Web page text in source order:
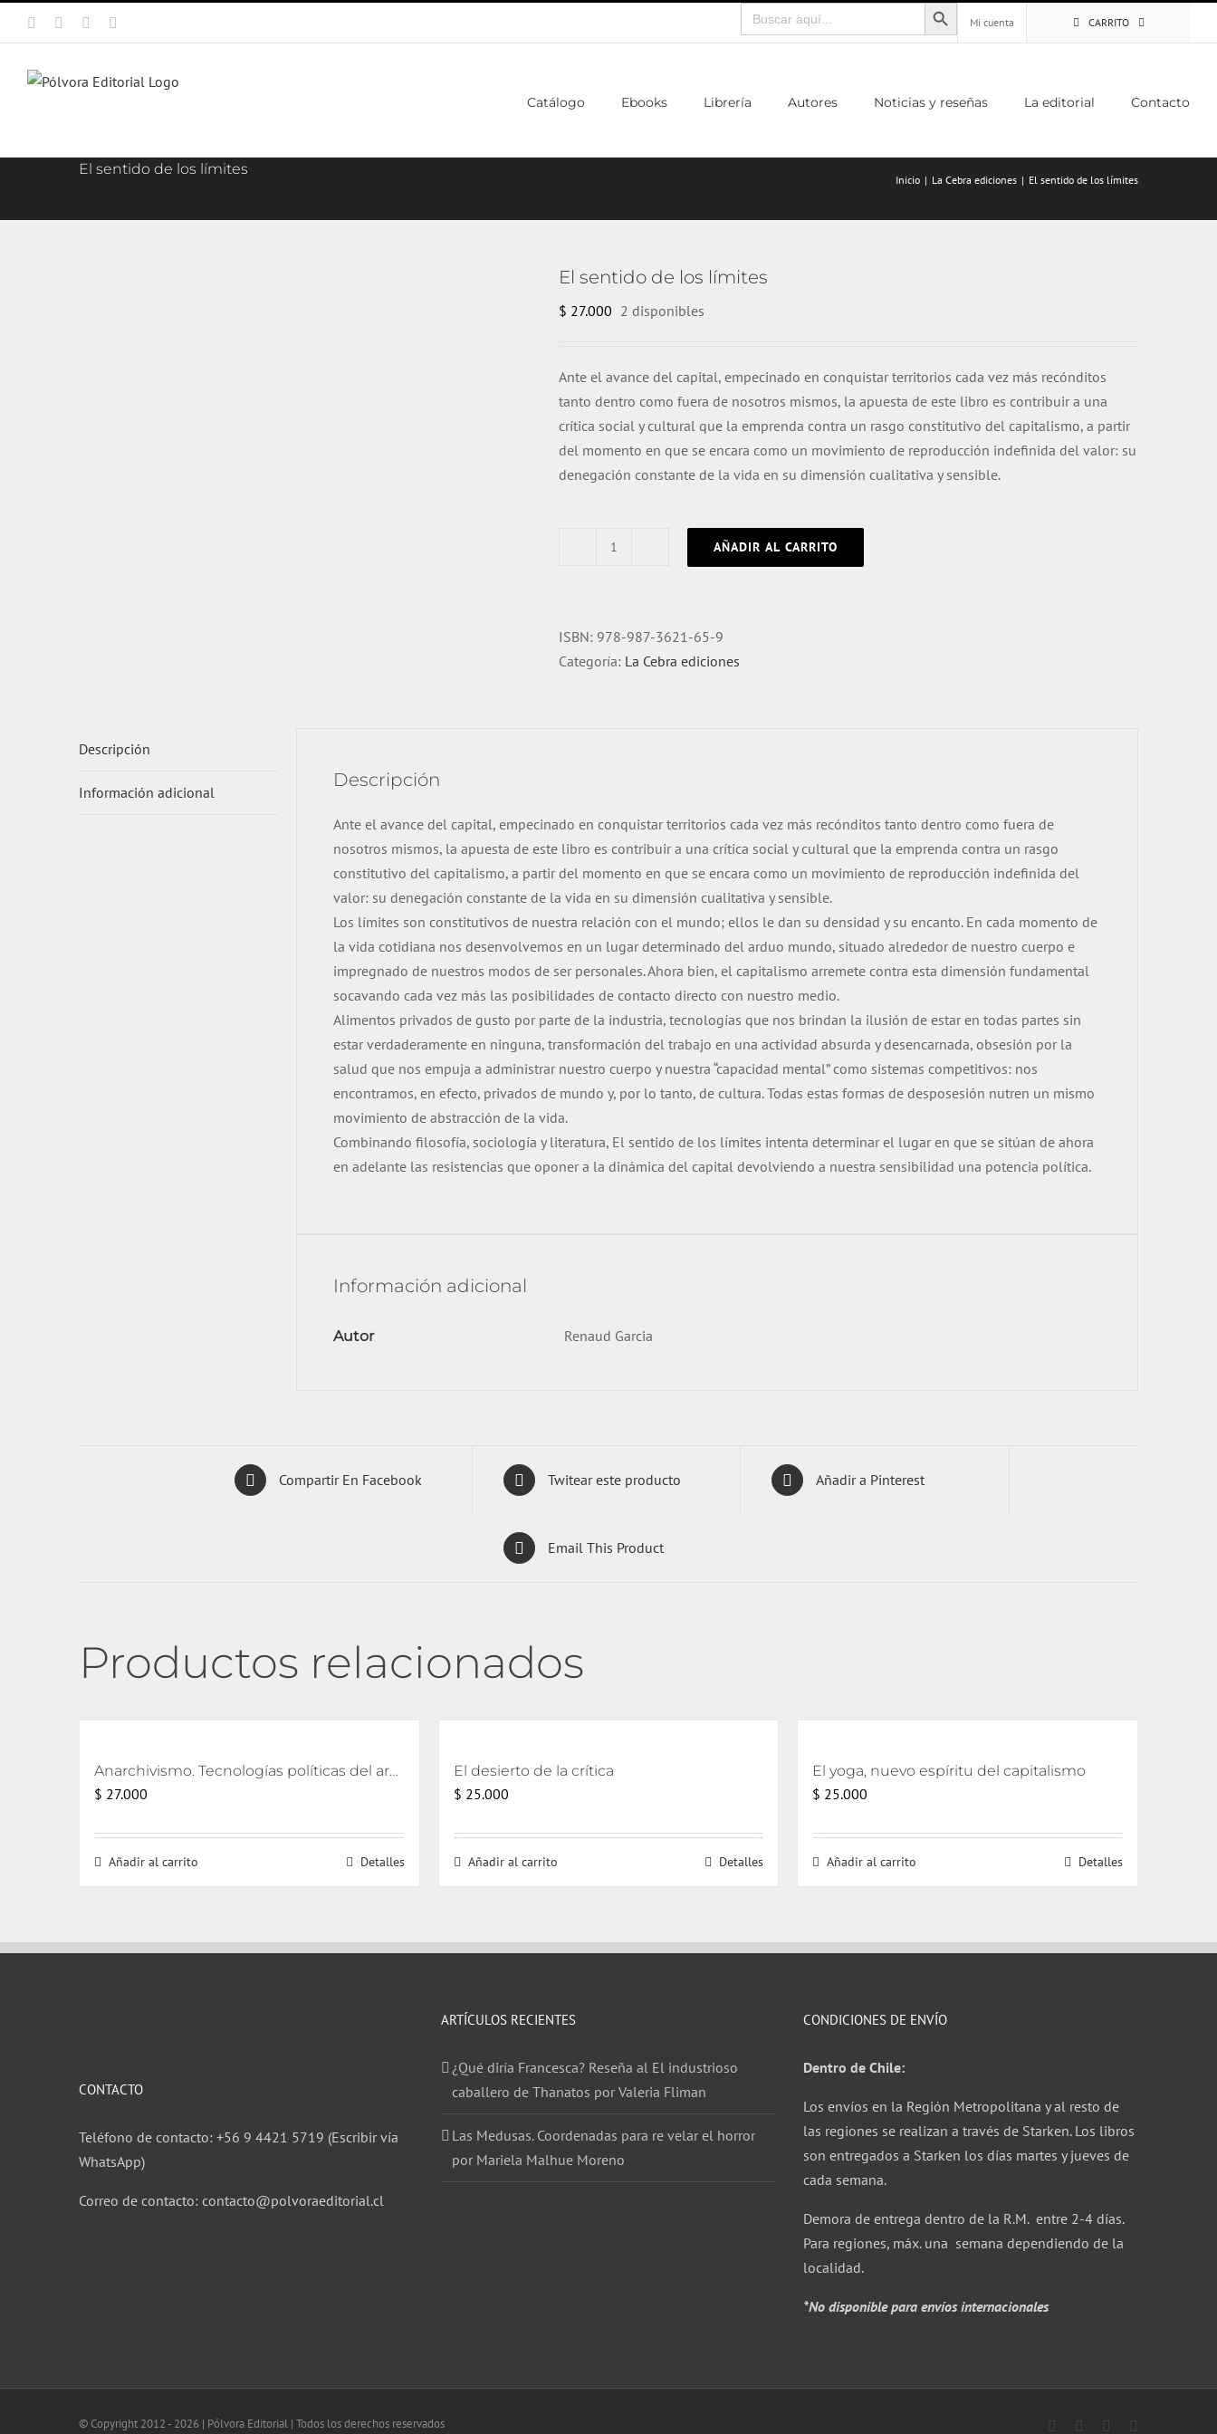
Facebook Instagram
Buscar:
Mi cuenta
CARRITO
Catálogo Ebooks Librería Autores Noticias y reseñas La editorial Contacto
El sentido de los límites
Inicio La Cebra ediciones El sentido de los límites
El sentido de los límites
$ 27.000 2 disponibles
Ante el avance del capital, empecinado en conquistar territorios cada vez más recónditos
tanto dentro como fuera de nosotros mismos, la apuesta de este libro es contribuir a una
crítica social y cultural que la emprenda contra un rasgo constitutivo del capitalismo, a partir
del momento en que se encara como un movimiento de reproducción indefinida del valor: su
denegación constante de la vida en su dimensión cualitativa y sensible.
El
los
límites
AÑADIR AL CARRITO
ISBN: 978-987-3621-65-9
Categoría: La Cebra ediciones
Descripción
Información adicional
Descripción
Ante el avance del capital, empecinado en conquistar territorios cada vez más recónditos tanto dentro como fuera de
nosotros mismos, la apuesta de este libro es contribuir a una crítica social y cultural que la emprenda contra un rasgo
constitutivo del capitalismo, a partir del momento en que se encara como un movimiento de reproducción indefinida del
valor: su denegación constante de la vida en su dimensión cualitativa y sensible.
Los límites son constitutivos de nuestra relación con el mundo; ellos le dan su densidad y su encanto. En cada momento de
la vida cotidiana nos desenvolvemos en un lugar determinado del arduo mundo, situado alrededor de nuestro cuerpo e
impregnado de nuestros modos de ser personales. Ahora bien, el capitalismo arremete contra esta dimensión fundamental
socavando cada vez más las posibilidades de contacto directo con nuestro medio.
Alimentos privados de gusto por parte de la industria, tecnologías que nos brindan la ilusión de estar en todas partes sin
estar verdaderamente en ninguna, transformación del trabajo en una actividad absurda y desencarnada, obsesión por la
salud que nos empuja a administrar nuestro cuerpo y nuestra “capacidad mental” como sistemas competitivos: nos
encontramos, en efecto, privados de mundo y, por lo tanto, de cultura. Todas estas formas de desposesión nutren un mismo
movimiento de abstracción de la vida.
Combinando filosofía, sociología y literatura, El sentido de los límites intenta determinar el lugar en que se sitúan de ahora
en adelante las resistencias que oponer a la dinámica del capital devolviendo a nuestra sensibilidad una potencia política.
Información adicional
Autor Renaud Garcia
Compartir En Facebook Twitear este producto Añadir a Pinterest
Email This Product
Productos relacionados
Anarchivismo. Tecnologías políticas del archivo
$ 27.000
Añadir al carrito Detalles
El desierto de la crítica
$ 25.000
Añadir al carrito Detalles
El yoga, nuevo espíritu del capitalismo
$ 25.000
Añadir al carrito Detalles
CONTACTO
Teléfono de contacto: +56 9 4421 5719 (Escribir vía
WhatsApp)
Correo de contacto: contacto@polvoraeditorial.cl
ARTÍCULOS RECIENTES
¿Qué diría Francesca? Reseña al El industrioso
caballero de Thanatos por Valeria Fliman
Las Medusas. Coordenadas para re velar el horror
por Mariela Malhue Moreno
CONDICIONES DE ENVÍO
Dentro de Chile:
Los envíos en la Región Metropolitana y al resto de
las regiones se realizan a través de Starken. Los libros
son entregados a Starken los días martes y jueves de
cada semana.
Demora de entrega dentro de la R.M. entre 2-4 días.
Para regiones, máx. una semana dependiendo de la
localidad.
*No disponible para envíos internacionales
© Copyright 2012 - 2026 | Pólvora Editorial | Todos los derechos reservados Facebook Instagram